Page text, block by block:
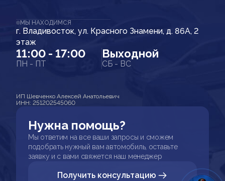
МЫ НАХОДИМСЯ
г. Владивосток, ул. Красного Знамени, д. 86А, 2
этаж
11:00 - 17:00
ПН - ПТ
Выходной
СБ - ВС
ИП Шевченко Алексей Анатольевич
ИНН: 251202545060
Нужна помощь?
Мы ответим на все ваши запросы и сможем
подобрать нужный вам автомобиль, оставьте
заявку и с вами свяжется наш менеджер
Получить консультацию